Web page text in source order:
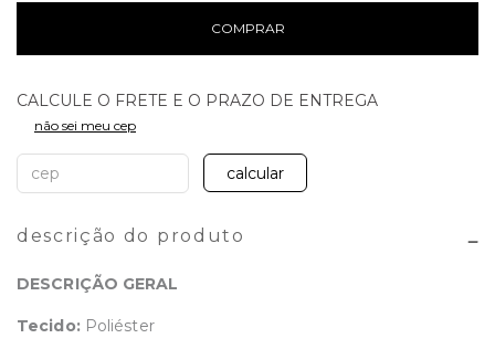
COMPRAR
não sei meu cep
calcular
descrição do produto
DESCRIÇÃO GERAL
Tecido: Poliéster